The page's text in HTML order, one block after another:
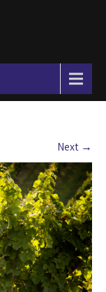
Next →